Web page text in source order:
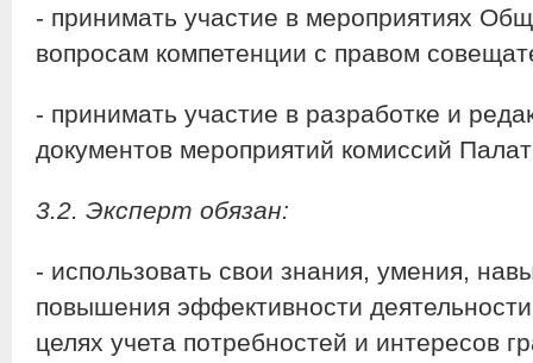
- принимать участие в мероприятиях
вопросам компетенции с правом
- принимать участие в разработке и
документов мероприятий комиссий
3.2. Эксперт обязан:
- использовать свои знания, умения,
повышения эффективности
целях учета потребностей и интересов